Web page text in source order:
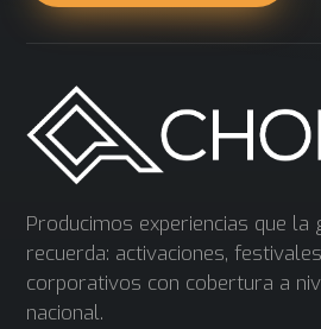
Producimos experiencias que la
recuerda: activaciones,
corporativos con cobertura a
nacional.